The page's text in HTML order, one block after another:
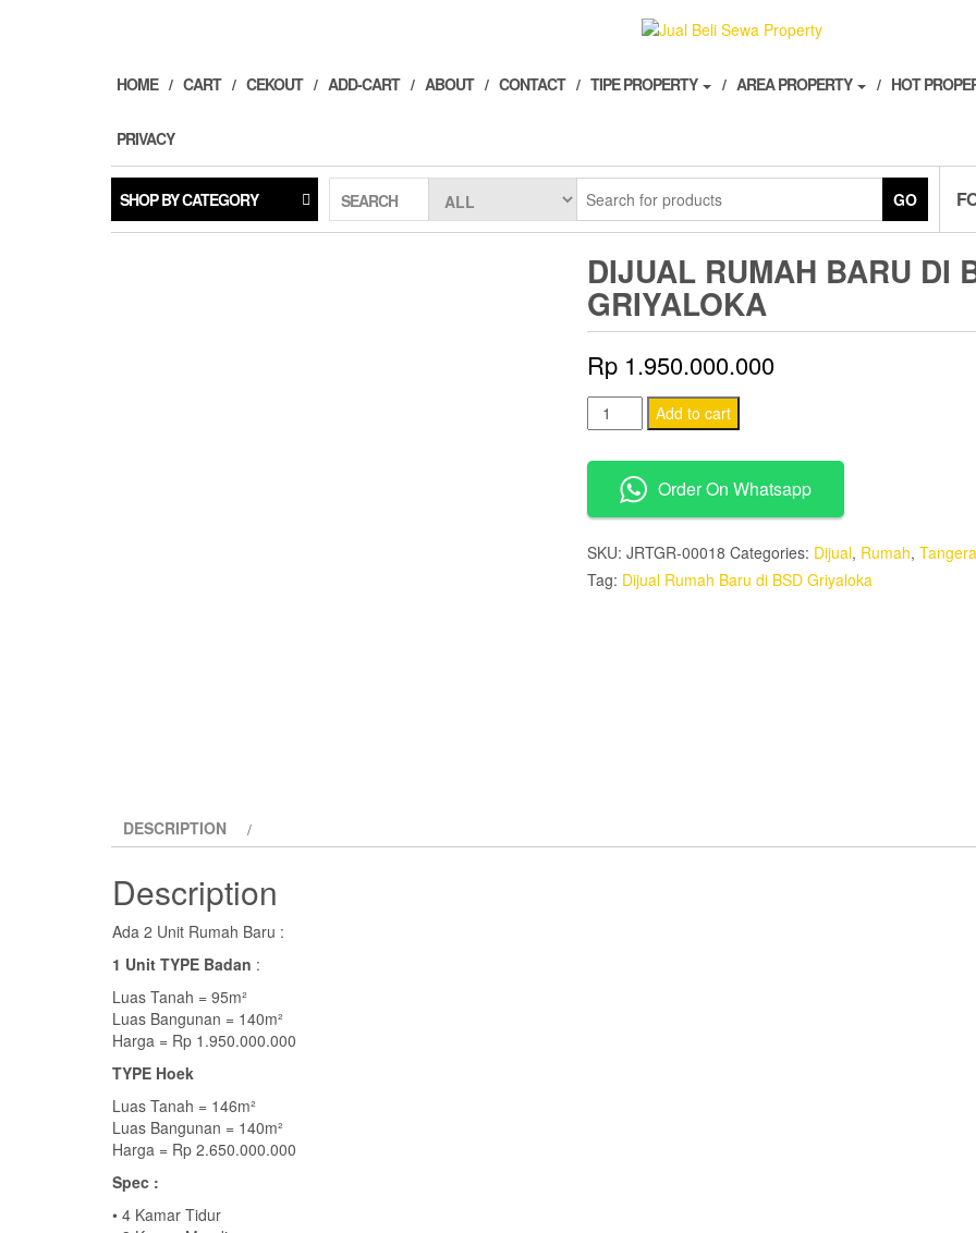
HOME CART CEKOUT ADD-CART ABOUT CONTACT TIPE PROPERTY AREA PROPERTY HOT
PRIVACY
SHOP BY CATEGORY SEARCH GO
DIJUAL RUMAH BARU DI
GRIYALOKA
Rp1.950.000.000
Dijual
Rumah
Baru
BSD
Griyaloka
quantity
Add to cart
Order On Whatsapp
SKU: JRTGR-00018 Categories: Dijual, Rumah,
Tag: Dijual Rumah Baru di BSD Griyaloka
DESCRIPTION
Description
Ada 2 Unit Rumah Baru :
1 Unit TYPE Badan :
Luas Tanah = 95m²
Luas Bangunan = 140m²
Harga = Rp 1.950.000.000
TYPE Hoek
Luas Tanah = 146m²
Luas Bangunan = 140m²
Harga = Rp 2.650.000.000
Spec :
• 4 Kamar Tidur